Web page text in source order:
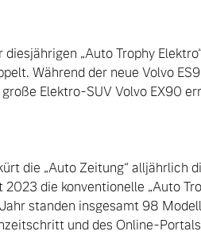
„Auto Trophy
Während der neue Volvo
Elektro-SUV Volvo EX90
die „Auto Zeitung“ alljährlich
die konventionelle „Auto
standen insgesamt 98
und des Online-